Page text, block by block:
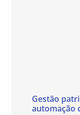
Gestão
automação